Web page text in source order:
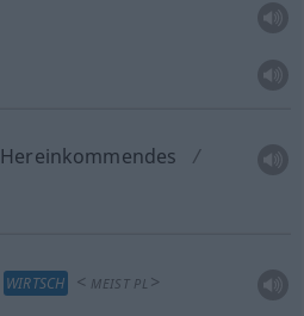
Hereinkommendes
WIRTSCH < MEISTPL >